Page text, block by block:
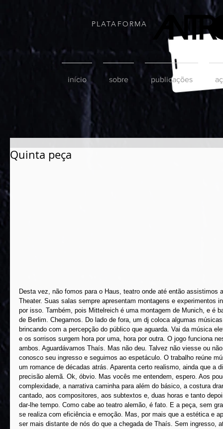
PLATAFORMA
início sobre publicações
Quinta peça
Desta vez, não fomos para o Haus, teatro onde até então
Theater. Suas salas sempre apresentam montagens e experimentos
por isso. Também, pois Mittelreich é uma montagem de Munich, e é
de Berlim. Chegamos. Do lado de fora, um dj coloca algumas
brincando com a percepção do público que aguarda. Vai da música
e os sorrisos surgem hora por uma, hora por outra. O jogo funciona
ambos. Aguardávamos Thaís. Mas não deu. Talvez não viesse ou
conosco seu ingresso e seguimos ao espetáculo. O trabalho reúne
um romance de décadas atrás. Aparenta certo realismo, ainda que a
precisão alemã. Ok, óbvio. Mas vocês me entendem, espero. Aos
complexidade, a narrativa caminha para além do básico, a costura
cantado, aos compositores, aos subtextos e, duas horas e tanto
dar-lhe tempo. Como cabe ao teatro alemão, é fato. E a peça, sem
se realiza com eficiência e emoção. Mas, por mais que a estética e
ser mais distante de nós do que a chegada de Thaís. Sem ingresso,